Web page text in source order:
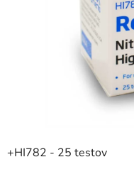
+HI782 - 25 testov